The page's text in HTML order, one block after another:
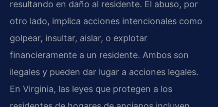
resultando en daño al residente. El abuso, por
otro lado, implica acciones intencionales como
golpear, insultar, aislar, o explotar
financieramente a un residente. Ambos son
ilegales y pueden dar lugar a acciones legales.
En Virginia, las leyes que protegen a los